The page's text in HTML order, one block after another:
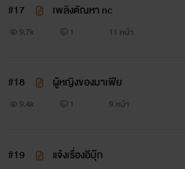
#17 เพลิงตัณหา nc
9.7k 1 11 หน้า
#18 ผู้หญิงของมาเฟีย
9.4k 1 9 หน้า
#19 แจ้งเรื่องอีบุ๊ก